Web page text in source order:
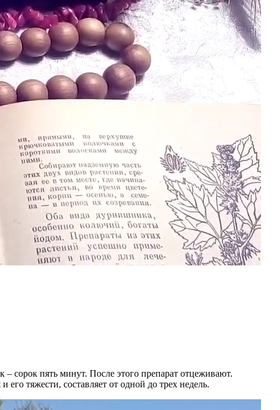
сорок пять минут. После этого препарат отцеживают.
тяжести, составляет от одной до трех недель.